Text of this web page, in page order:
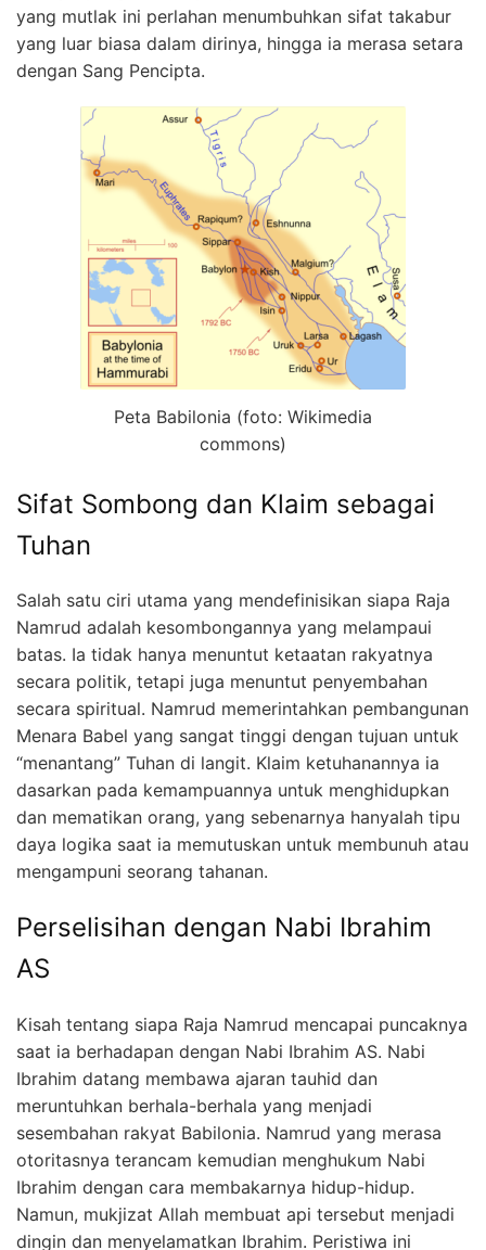
yang mutlak ini perlahan menumbuhkan sifat takabur
yang luar biasa dalam dirinya, hingga ia merasa setara
dengan Sang Pencipta.
Peta Babilonia (foto: Wikimedia
commons)
Sifat Sombong dan Klaim sebagai
Tuhan
Salah satu ciri utama yang mendefinisikan siapa Raja
Namrud adalah kesombongannya yang melampaui
batas. Ia tidak hanya menuntut ketaatan rakyatnya
secara politik, tetapi juga menuntut penyembahan
secara spiritual. Namrud memerintahkan pembangunan
Menara Babel yang sangat tinggi dengan tujuan untuk
“menantang” Tuhan di langit. Klaim ketuhanannya ia
dasarkan pada kemampuannya untuk menghidupkan
dan mematikan orang, yang sebenarnya hanyalah tipu
daya logika saat ia memutuskan untuk membunuh atau
mengampuni seorang tahanan.
Perselisihan dengan Nabi Ibrahim
AS
Kisah tentang siapa Raja Namrud mencapai puncaknya
saat ia berhadapan dengan Nabi Ibrahim AS. Nabi
Ibrahim datang membawa ajaran tauhid dan
meruntuhkan berhala-berhala yang menjadi
sesembahan rakyat Babilonia. Namrud yang merasa
otoritasnya terancam kemudian menghukum Nabi
Ibrahim dengan cara membakarnya hidup-hidup.
Namun, mukjizat Allah membuat api tersebut menjadi
dingin dan menyelamatkan Ibrahim. Peristiwa ini